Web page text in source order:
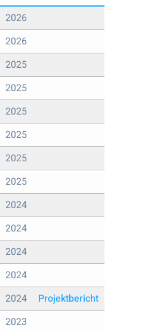
2026
2026
2025
2025
2025
2025
2025
2025
2024
2024
2024
2024
2024
Projektbericht
2023